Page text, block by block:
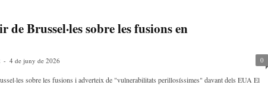
Brussel·les sobre les fusions en
- 4 de juny de 2026 0
sobre les fusions i adverteix de "vulnerabilitats perillosíssimes" davant dels EUA El